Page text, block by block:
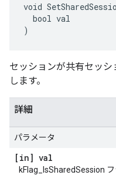
void
  bool val
)
セッションが共有セッ
します。
詳細
パラメータ
[in] val
kFlag_IsSharedSession